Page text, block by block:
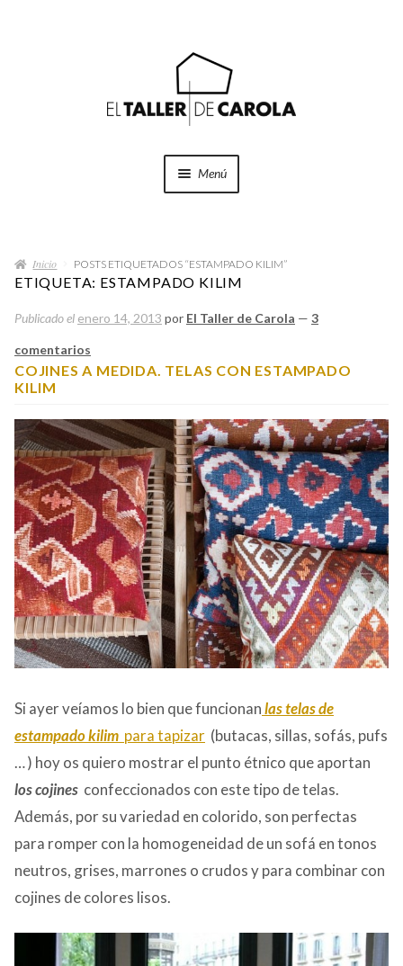
Menú
PROYECTOS
QUÉ HACEMOS
QUIÉNES SOMOS
CONTACTO
Inicio POSTS ETIQUETADOS “ESTAMPADO KILIM”
ETIQUETA: ESTAMPADO KILIM
Publicado el enero 14, 2013 por El Taller de Carola — 3
comentarios
COJINES A MEDIDA. TELAS CON ESTAMPADO
KILIM
Si ayer veíamos lo bien que funcionanlas telas de
estampado kilim para tapizar (butacas, sillas, sofás, pufs
… ) hoy os quiero mostrar el punto étnico que aportan
los cojines confeccionados con este tipo de telas.
Además, por su variedad en colorido, son perfectas
para romper con la homogeneidad de un sofá en tonos
neutros, grises, marrones o crudos y para combinar con
cojines de colores lisos.